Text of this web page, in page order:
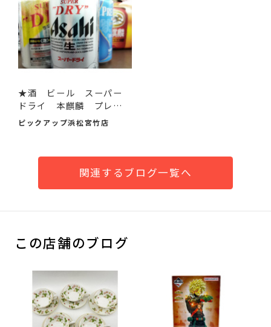
★酒 ビール スーパー
ドライ 本麒麟 プレミ
アム...
ピックアップ浜松宮竹店
関連するブログ一覧へ
この店舗のブログ